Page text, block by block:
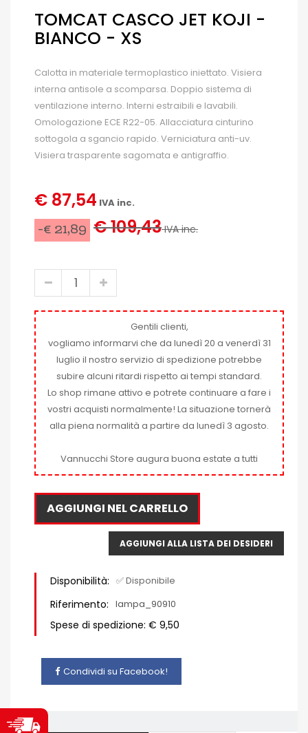
TOMCAT CASCO JET KOJI -
BIANCO - XS
Calotta in materiale termoplastico iniettato. Visiera
interna antisole a scomparsa. Doppio sistema di
ventilazione interno. Interni estraibili e lavabili.
Omologazione ECE R22-05. Allacciatura cinturino
sottogola a sgancio rapido. Verniciatura anti-uv.
Visiera trasparente sagomata e antigraffio.
€ 87,54 IVA inc.
-€ 21,89 € 109,43IVA inc.
Gentili clienti,
vogliamo informarvi che da lunedì 20 a venerdì 31
luglio il nostro servizio di spedizione potrebbe
subire alcuni ritardi rispetto ai tempi standard.
Lo shop rimane attivo e potrete continuare a fare i
vostri acquisti normalmente! La situazione tornerà
alla piena normalità a partire da lunedì 3 agosto.
Vannucchi Store augura buona estate a tutti
AGGIUNGI NEL CARRELLO
AGGIUNGI ALLA LISTA DEI DESIDERI
Disponibilità: ✅ Disponibile
Riferimento: lampa_90910
Spese di spedizione: € 9,50
Condividi su Facebook!